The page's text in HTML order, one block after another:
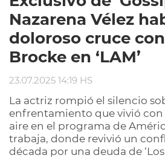
Nazarena Vélez
doloroso cruce
Brocke en ‘LAM’
23.07.2025 14:19 HS
La actriz rompió el silencio
enfrentamiento que vivió con
aire en el programa de
trabaja, donde revivió un
década por una deuda de